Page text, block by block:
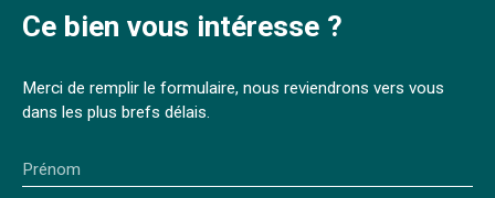
Ce bien vous intéresse ?
Merci de remplir le formulaire, nous reviendrons vers vous
dans les plus brefs délais.
Prénom